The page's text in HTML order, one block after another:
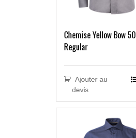
Chemise Yellow Bow 50
Regular
Ajouter au
devis